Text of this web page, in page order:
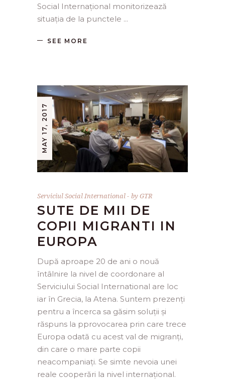
Social Internațional monitorizează
situația de la punctele
SEE MORE
MAY 17, 2017
Serviciul Social International byGTR
SUTE DE MII DE
COPII MIGRANTI IN
EUROPA
După aproape 20 de ani o nouă
întâlnire la nivel de coordonare al
Serviciului Social International are loc
iar în Grecia, la Atena. Suntem prezenți
pentru a încerca sa găsim soluții și
răspuns la pprovocarea prin care trece
Europa odată cu acest val de migranți,
din care o mare parte copii
neacompaniați. Se simte nevoia unei
reale cooperări la nivel internațional.